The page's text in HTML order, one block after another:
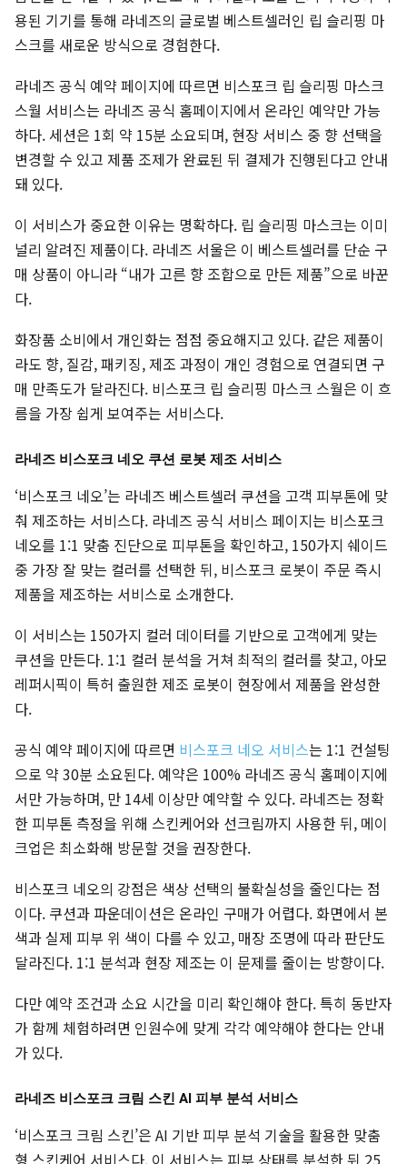
용된 기기를 통해 라네즈의 글로벌 베스트셀러인 립 슬리핑 마
스크를 새로운 방식으로 경험한다.
라네즈 공식 예약 페이지에 따르면 비스포크 립 슬리핑 마스크
스월 서비스는 라네즈 공식 홈페이지에서 온라인 예약만 가능
하다. 세션은 1회 약 15분 소요되며, 현장 서비스 중 향 선택을
변경할 수 있고 제품 조제가 완료된 뒤 결제가 진행된다고 안내
돼 있다.
이 서비스가 중요한 이유는 명확하다. 립 슬리핑 마스크는 이미
널리 알려진 제품이다. 라네즈 서울은 이 베스트셀러를 단순 구
매 상품이 아니라 “내가 고른 향 조합으로 만든 제품”으로 바꾼
다.
화장품 소비에서 개인화는 점점 중요해지고 있다. 같은 제품이
라도 향, 질감, 패키징, 제조 과정이 개인 경험으로 연결되면 구
매 만족도가 달라진다. 비스포크 립 슬리핑 마스크 스월은 이 흐
름을 가장 쉽게 보여주는 서비스다.
라네즈 비스포크 네오 쿠션 로봇 제조 서비스
‘비스포크 네오’는 라네즈 베스트셀러 쿠션을 고객 피부톤에 맞
춰 제조하는 서비스다. 라네즈 공식 서비스 페이지는 비스포크
네오를 1:1 맞춤 진단으로 피부톤을 확인하고, 150가지 쉐이드
중 가장 잘 맞는 컬러를 선택한 뒤, 비스포크 로봇이 주문 즉시
제품을 제조하는 서비스로 소개한다.
이 서비스는 150가지 컬러 데이터를 기반으로 고객에게 맞는
쿠션을 만든다. 1:1 컬러 분석을 거쳐 최적의 컬러를 찾고, 아모
레퍼시픽이 특허 출원한 제조 로봇이 현장에서 제품을 완성한
다.
공식 예약 페이지에 따르면 비스포크 네오 서비스는 1:1 컨설팅
으로 약 30분 소요된다. 예약은 100% 라네즈 공식 홈페이지에
서만 가능하며, 만 14세 이상만 예약할 수 있다. 라네즈는 정확
한 피부톤 측정을 위해 스킨케어와 선크림까지 사용한 뒤, 메이
크업은 최소화해 방문할 것을 권장한다.
비스포크 네오의 강점은 색상 선택의 불확실성을 줄인다는 점
이다. 쿠션과 파운데이션은 온라인 구매가 어렵다. 화면에서 본
색과 실제 피부 위 색이 다를 수 있고, 매장 조명에 따라 판단도
달라진다. 1:1 분석과 현장 제조는 이 문제를 줄이는 방향이다.
다만 예약 조건과 소요 시간을 미리 확인해야 한다. 특히 동반자
가 함께 체험하려면 인원수에 맞게 각각 예약해야 한다는 안내
가 있다.
라네즈 비스포크 크림 스킨 AI 피부 분석 서비스
‘비스포크 크림 스킨’은 AI 기반 피부 분석 기술을 활용한 맞춤
형 스킨케어 서비스다. 이 서비스는 피부 상태를 분석한 뒤 25